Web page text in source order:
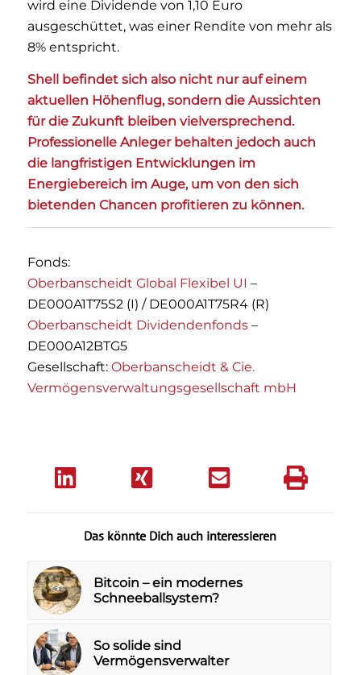
wird eine Dividende von 1,10 Euro
ausgeschüttet, was einer Rendite von mehr als
8% entspricht.
Shell befindet sich also nicht nur auf einem
aktuellen Höhenflug, sondern die Aussichten
für die Zukunft bleiben vielversprechend.
Professionelle Anleger behalten jedoch auch
die langfristigen Entwicklungen im
Energiebereich im Auge, um von den sich
bietenden Chancen profitieren zu können.
Fonds:
Oberbanscheidt Global Flexibel UI –
DE000A1T75S2 (I) / DE000A1T75R4 (R)
Oberbanscheidt Dividendenfonds–
DE000A12BTG5
Gesellschaft: Oberbanscheidt & Cie.
Vermögensverwaltungsgesellschaft mbH
Das könnte Dich auch interessieren
Bitcoin – ein modernes
Schneeballsystem?
So solide sind
Vermögensverwalter